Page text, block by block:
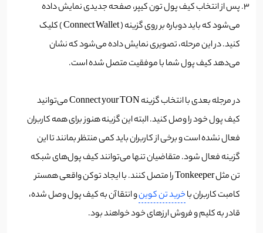
پس از انتخاب کیف پول تون کیپر، صفحه جدیدی نمایش داده
می‌شود که باید دوباره بر روی گزینه ( Connect Wallet ) کلیک
کنید. در این مرحله، تصویری نمایش داده می‌شود که نشان
می‌دهد کیف پول شما با موفقیت متصل شده است.
در مرجله بعدی با انتخاب گزینه Connect your TON می‌توانید
کیف پول خود را وصل کنید. البته این گزینه هنوز برای همه کاربران
فعال نشده است و برخی از کاربران باید کمی منتظر بمانند تا این
گزینه فعال شود. متقاضیان تنها می‌توانند کیف پول‌های شبکه
تن مثل Tonkeeper را متصل کنند. با ایجاد توکن واقعی همستر
کامبت کاربران باخرید تن کوینو انتقا آن به کیف پول وصل شده،
قادر به کلیم و فروش ارزهای خود خواهند بود.